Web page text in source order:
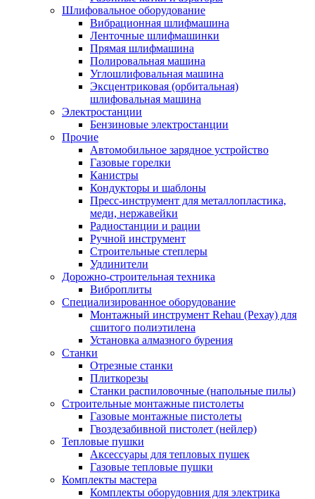
Шлифовальное оборудование
Вибрационная шлифмашина
Ленточные шлифмашинки
Прямая шлифмашина
Полировальная машина
Углошлифовальная машина
Эксцентриковая (орбитальная)
шлифовальная машина
Электростанции
Бензиновые электростанции
Прочие
Автомобильное зарядное устройство
Газовые горелки
Канистры
Кондукторы и шаблоны
Пресс-инструмент для металлопластика,
меди, нержавейки
Радиостанции и рации
Ручной инструмент
Строительные степлеры
Удлинители
Дорожно-строительная техника
Виброплиты
Специализированное оборудование
Монтажный инструмент Rehau (Рехау) для
сшитого полиэтилена
Установка алмазного бурения
Станки
Отрезные станки
Плиткорезы
Станки распиловочные (напольные пилы)
Строительные монтажные пистолеты
Газовые монтажные пистолеты
Гвоздезабивной пистолет (нейлер)
Тепловые пушки
Аксессуары для тепловых пушек
Газовые тепловые пушки
Комплекты мастера
Комплекты оборудовния для электрика